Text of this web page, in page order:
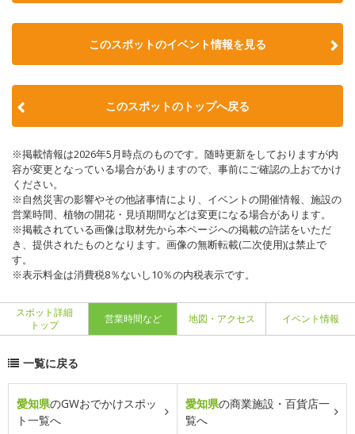
このスポットのイベント情報を見る
このスポットのトップへ戻る
※掲載情報は2026年5月時点のものです。随時更新をしておりますが内
容が変更となっている場合がありますので、事前にご確認の上おでかけ
ください。
※自然災害の影響やその他諸事情により、イベントの開催情報、施設の
営業時間、植物の開花・見頃期間などは変更になる場合があります。
※掲載されている画像は取材先から本ページへの掲載の許諾をいただ
き、提供されたものとなります。画像の無断転載(二次使用)は禁止で
す。
※表示料金は消費税8％ないし10％の内税表示です。
スポット詳細
トップ
営業時間など 地図・アクセス イベント情報
一覧に戻る
愛知県のGWおでかけスポッ
ト一覧へ
愛知県の商業施設・百貨店一
覧へ